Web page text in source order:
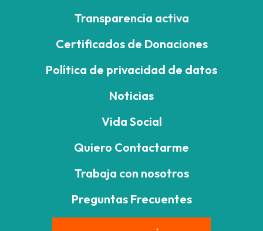
Transparencia activa
Certificados de Donaciones
Política de privacidad de datos
Noticias
Vida Social
Quiero Contactarme
Trabaja con nosotros
Preguntas Frecuentes